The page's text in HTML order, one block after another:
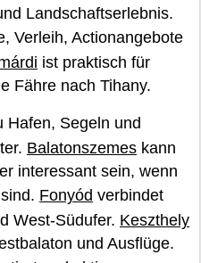
Landschaftserlebnis.
Verleih, Actionangebote
ist praktisch für
Fähre nach Tihany.
Hafen, Segeln und
Balatonszemes kann
interessant sein, wenn
Fonyód verbindet
West-Südufer. Keszthely
und Ausflüge.